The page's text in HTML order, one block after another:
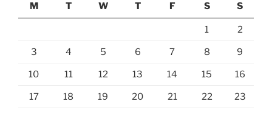
M
T W T F S S
1 2
3 4 5 6 7 8 9
10 11 12 13 14 15 16
17 18 19 20 21 22 23